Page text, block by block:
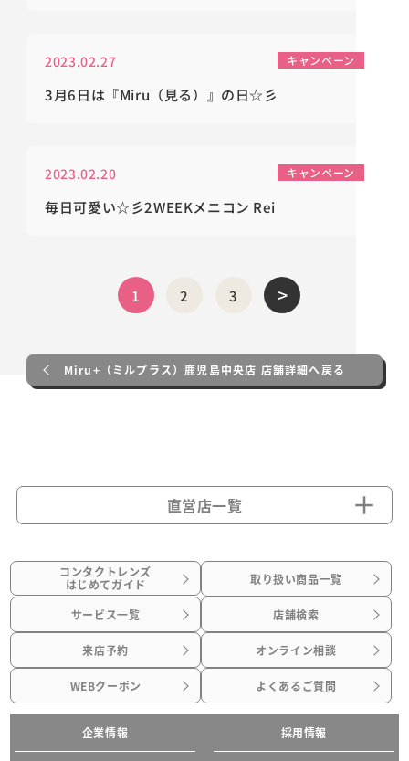
2023.02.27 キャンペーン
3月6日は『Miru（見る）』の日☆彡
2023.02.20 キャンペーン
毎日可愛い☆彡2WEEKメニコン Rei
1 2 3 >
Miru+（ミルプラス）鹿児島中央店 店舗詳細へ戻る
直営店一覧
コンタクトレンズ
はじめてガイド 取り扱い商品一覧
サービス一覧 店舗検索
来店予約 オンライン相談
WEBクーポン よくあるご質問
企業情報 採用情報